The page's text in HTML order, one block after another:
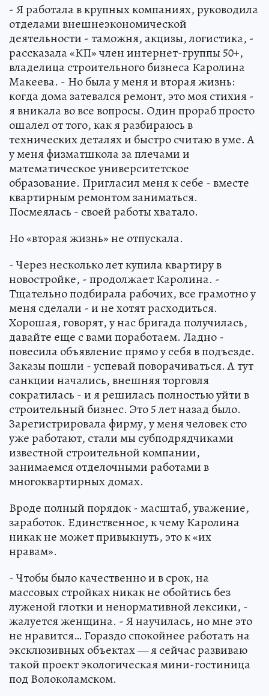
- Я работала в крупных компаниях, руководила
отделами внешнеэкономической
деятельности - таможня, акцизы, логистика, -
рассказала «КП» член интернет-группы 50+,
владелица строительного бизнеса Каролина
Макеева. - Но была у меня и вторая жизнь:
когда дома затевался ремонт, это моя стихия -
я вникала во все вопросы. Один прораб просто
ошалел от того, как я разбираюсь в
технических деталях и быстро считаю в уме. А
у меня физматшкола за плечами и
математическое университетское
образование. Пригласил меня к себе - вместе
квартирным ремонтом заниматься.
Посмеялась - своей работы хватало.
Но «вторая жизнь» не отпускала.
- Через несколько лет купила квартиру в
новостройке, - продолжает Каролина. -
Тщательно подбирала рабочих, все грамотно у
меня сделали - и не хотят расходиться.
Хорошая, говорят, у нас бригада получилась,
давайте еще с вами поработаем. Ладно -
повесила объявление прямо у себя в подъезде.
Заказы пошли - успевай поворачиваться. А тут
санкции начались, внешняя торговля
сократилась - и я решилась полностью уйти в
строительный бизнес. Это 5 лет назад было.
Зарегистрировала фирму, у меня человек сто
уже работают, стали мы субподрядчиками
известной строительной компании,
занимаемся отделочными работами в
многоквартирных домах.
Вроде полный порядок - масштаб, уважение,
заработок. Единственное, к чему Каролина
никак не может привыкнуть, это к «их
нравам».
- Чтобы было качественно и в срок, на
массовых стройках никак не обойтись без
луженой глотки и ненормативной лексики, -
жалуется женщина. - Я научилась, но мне это
не нравится… Гораздо спокойнее работать на
эксклюзивных объектах — я сейчас развиваю
такой проект экологическая мини-гостиница
под Волоколамском.